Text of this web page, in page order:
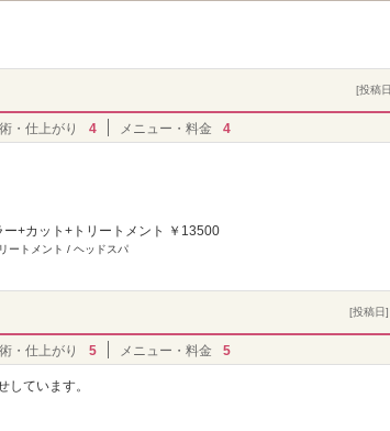
[投稿
・仕上がり 4 メニュー・料金 4
+カット+トリートメント ￥13500
ートメント / ヘッドスパ
[投稿日
・仕上がり 5 メニュー・料金 5
ています。